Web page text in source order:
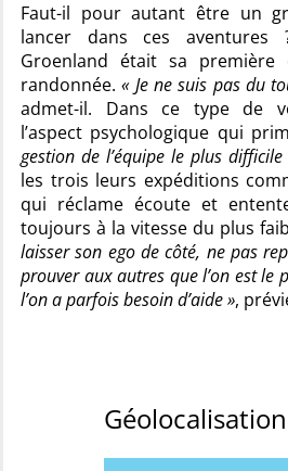
Faut-il pour autant être un
lancer dans ces aventures
Groenland était sa première
randonnée.« Je ne suis pas du
admet-il. Dans ce type de
l’aspect psychologique qui
gestion de l’équipe le plus difficile
les trois leurs expéditions
qui réclame écoute et
toujours à la vitesse du plus
laisser son ego de côté, ne pas
prouver aux autres que l’on est le
l’on a parfois besoin d’aide »,
Géolocalisation